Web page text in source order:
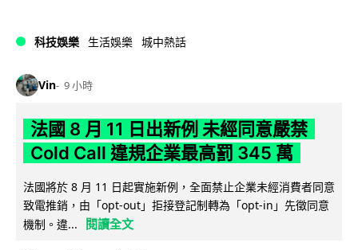
科技娛樂 生活娛樂 城中熱話
Vin 9 小時
法國 8 月 11 日出新例 未經同意嚴禁
Cold Call 違規企業最高罰 345 萬
法國將於 8 月 11 日起實施新例，全面禁止企業未經消費者同意
致電推銷，由「opt-out」拒接登記制轉為「opt-in」先徵同意
機制。違...
閱讀全文